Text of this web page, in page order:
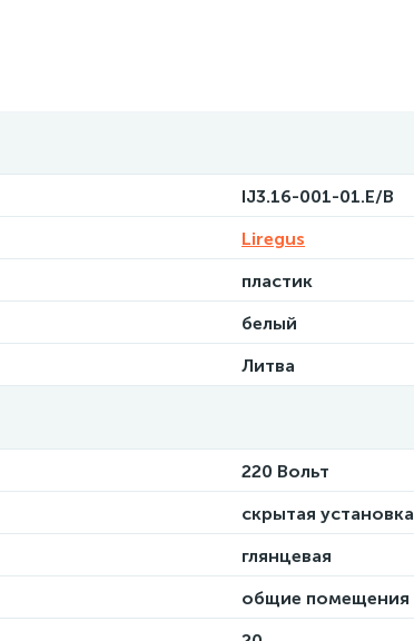
IJ3.16-001-01.E/B
Liregus
пластик
белый
Литва
220 Вольт
скрытая установка
глянцевая
общие помещения